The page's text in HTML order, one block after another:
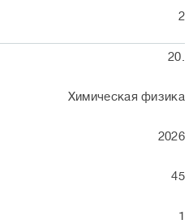
2
20.
Химическая физика
2026
45
1